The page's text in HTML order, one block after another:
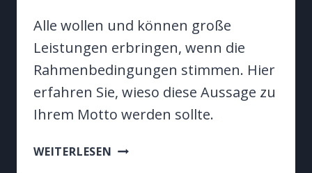
Alle wollen und können große
Leistungen erbringen, wenn die
Rahmenbedingungen stimmen. Hier
erfahren Sie, wieso diese Aussage zu
Ihrem Motto werden sollte.
WEITERLESEN MITARBEITERMOTIVATION